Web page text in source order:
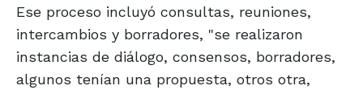
Ese proceso incluyó consultas, reuniones,
intercambios y borradores, "se realizaron
instancias de diálogo, consensos, borradores,
algunos tenían una propuesta, otros otra,